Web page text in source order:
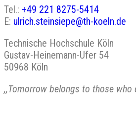
Tel.: +49 221 8275-5414
E: ulrich.steinsiepe@th-koeln.de
Technische Hochschule Köln
Gustav-Heinemann-Ufer 54
50968 Köln
,,Tomorrow belongs to those who